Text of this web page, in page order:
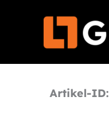
springen
Artikel-ID: